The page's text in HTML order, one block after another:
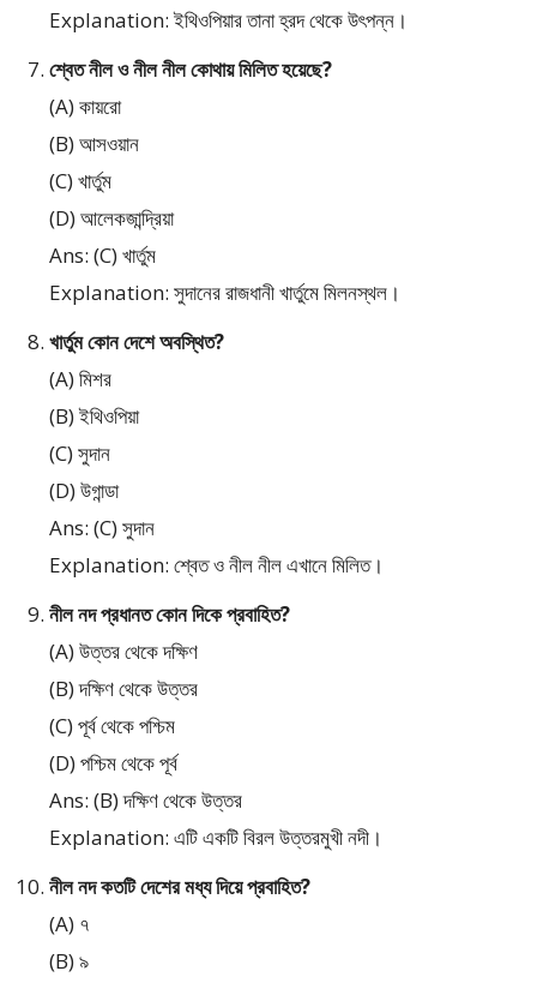
Explanation: ইথিওপিয়ার তানা হ্রদ থেকে উৎপন্ন।
শ্বেত নীল ও নীল নীল কোথায় মিলিত হয়েছে?
(A) কায়রো
(B) আসওয়ান
(C) খার্তুম
(D) আলেকজান্দ্রিয়া
Ans: (C) খার্তুম
Explanation: সুদানের রাজধানী খার্তুমে মিলনস্থল।
খার্তুম কোন দেশে অবস্থিত?
(A) মিশর
(B) ইথিওপিয়া
(C) সুদান
(D) উগান্ডা
Ans: (C) সুদান
Explanation: শ্বেত ও নীল নীল এখানে মিলিত।
নীল নদ প্রধানত কোন দিকে প্রবাহিত?
(A) উত্তর থেকে দক্ষিণ
(B) দক্ষিণ থেকে উত্তর
(C) পূর্ব থেকে পশ্চিম
(D) পশ্চিম থেকে পূর্ব
Ans: (B) দক্ষিণ থেকে উত্তর
Explanation: এটি একটি বিরল উত্তরমুখী নদী।
নীল নদ কতটি দেশের মধ্য দিয়ে প্রবাহিত?
(A) ৭
(B) ৯